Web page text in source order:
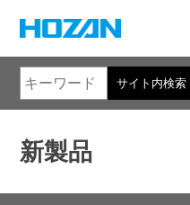
サイト内検索
新製品